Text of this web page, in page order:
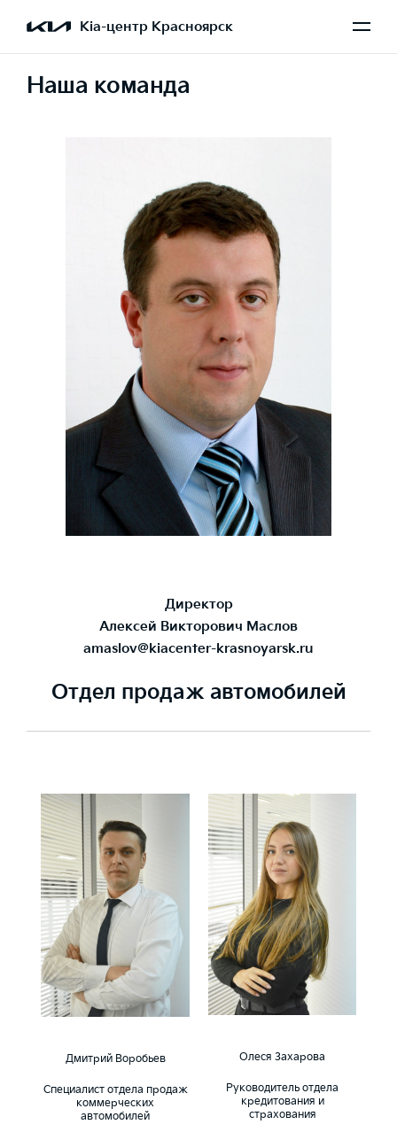
Kia-центр Красноярск
Наша команда
Директор
Алексей Викторович Маслов
amaslov@kiacenter-krasnoyarsk.ru
Отдел продаж автомобилей
Дмитрий Воробьев
Специалист отдела продаж
коммерческих
автомобилей
Олеся Захарова
Руководитель отдела
кредитования и
страхования